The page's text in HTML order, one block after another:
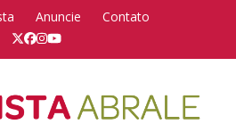
Anuncie
Contato
Twitter
Facebook
Instagram
YouTube